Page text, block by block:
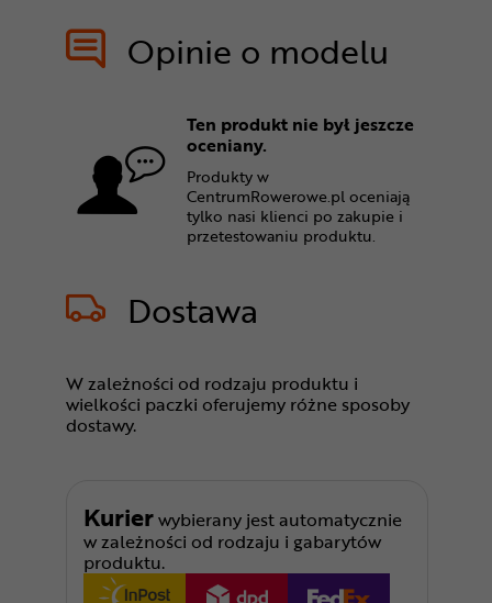
Opinie o modelu
Ten produkt nie był jeszcze
oceniany.
Produkty w
CentrumRowerowe.pl oceniają
tylko nasi klienci po zakupie i
przetestowaniu produktu.
Dostawa
W zależności od rodzaju produktu i
wielkości paczki oferujemy różne sposoby
dostawy.
Kurierwybierany jest automatycznie
w zależności od rodzaju i gabarytów
produktu.